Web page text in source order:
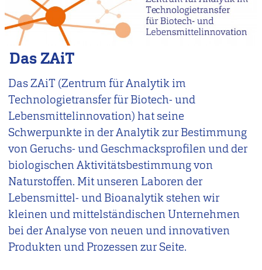
Das ZAiT
Das ZAiT (Zentrum für Analytik im
Technologietransfer für Biotech- und
Lebensmittelinnovation) hat seine
Schwerpunkte in der Analytik zur Bestimmung
von Geruchs- und Geschmacksprofilen und der
biologischen Aktivitätsbestimmung von
Naturstoffen. Mit unseren Laboren der
Lebensmittel- und Bioanalytik stehen wir
kleinen und mittelständischen Unternehmen
bei der Analyse von neuen und innovativen
Produkten und Prozessen zur Seite.